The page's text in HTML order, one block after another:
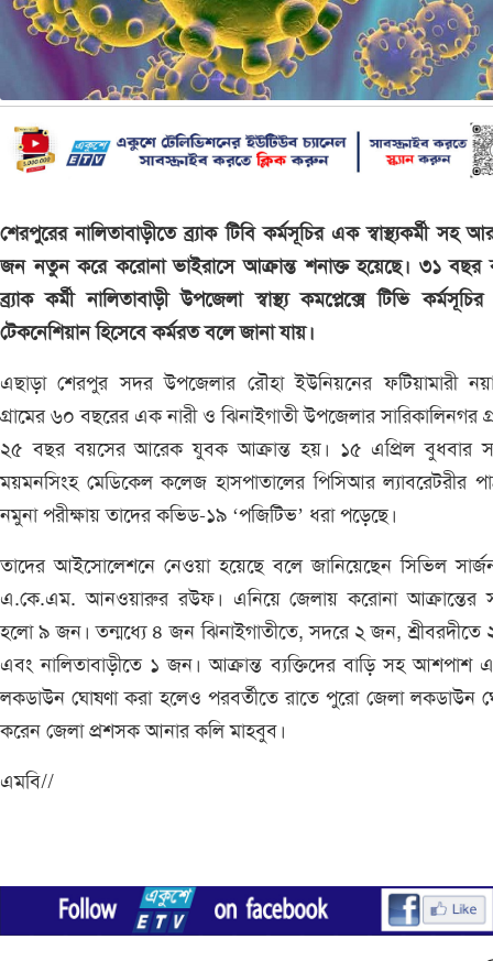
শেরপুরের নালিতাবাড়ীতে ব্র্যাক টিবি কর্মসূচির এক স্বাস্থ্যকর্মী সহ
জন নতুন করে করোনা ভাইরাসে আক্রান্ত শনাক্ত হয়েছে। ৩১ বছর
ব্র্যাক কর্মী নালিতাবাড়ী উপজেলা স্বাস্থ্য কমপ্লেক্সে টিভি কর্মসূচির
টেকনেশিয়ান হিসেবে কর্মরত বলে জানা যায়।
এছাড়া শেরপুর সদর উপজেলার রৌহা ইউনিয়নের ফটিয়ামারী
গ্রামের ৬০ বছরের এক নারী ও ঝিনাইগাতী উপজেলার সারিকালিনগর
২৫ বছর বয়সের আরেক যুবক আক্রান্ত হয়। ১৫ এপ্রিল বুধবার
ময়মনসিংহ মেডিকেল কলেজ হাসপাতালের পিসিআর ল্যাবরেটরীর
নমুনা পরীক্ষায় তাদের কভিড-১৯ ‘পজিটিভ’ ধরা পড়েছে।
তাদের আইসোলেশনে নেওয়া হয়েছে বলে জানিয়েছেন সিভিল
এ.কে.এম. আনওয়ারুর রউফ। এনিয়ে জেলায় করোনা আক্রান্তের
হলো ৯ জন। তন্মধ্যে ৪ জন ঝিনাইগাতীতে, সদরে ২ জন,
এবং নালিতাবাড়ীতে ১ জন। আক্রান্ত ব্যক্তিদের বাড়ি সহ আশপাশ
লকডাউন ঘোষণা করা হলেও পরবর্তীতে রাতে পুরো জেলা লকডাউন
করেন জেলা প্রশসক আনার কলি মাহবুব।
এমবি//